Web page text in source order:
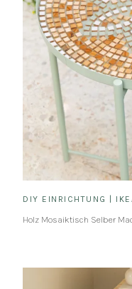
DIY EINRICHTUNG
Holz Mosaiktisch Selber